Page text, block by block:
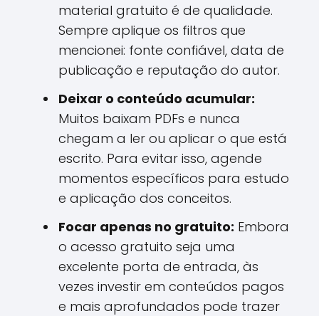
material gratuito é de qualidade.
Sempre aplique os filtros que
mencionei: fonte confiável, data de
publicação e reputação do autor.
Deixar o conteúdo acumular:
Muitos baixam PDFs e nunca
chegam a ler ou aplicar o que está
escrito. Para evitar isso, agende
momentos específicos para estudo
e aplicação dos conceitos.
Focar apenas no gratuito: Embora
o acesso gratuito seja uma
excelente porta de entrada, às
vezes investir em conteúdos pagos
e mais aprofundados pode trazer